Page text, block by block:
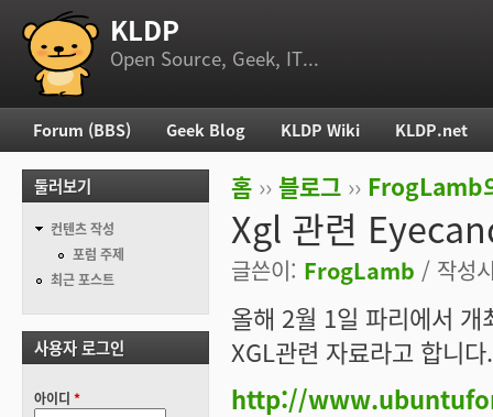
부 메뉴 KLDP
Open Source, Geek, IT...
현재 위치
홈 ›› 블로그 ›› FrogLamb
Xgl 관련
글쓴이: FrogLamb / 작성
올해 2월 1일 파리에서
XGL관련 자료라고 합니다.
http://
주 메뉴
Forum (BBS) Geek Blog KLDP Wiki KLDP.net
둘러보기
컨텐츠 작성
포럼 주제
최근 포스트
사용자 로그인
아이디 *